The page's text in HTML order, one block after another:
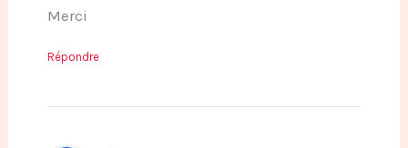
Merci
Répondre